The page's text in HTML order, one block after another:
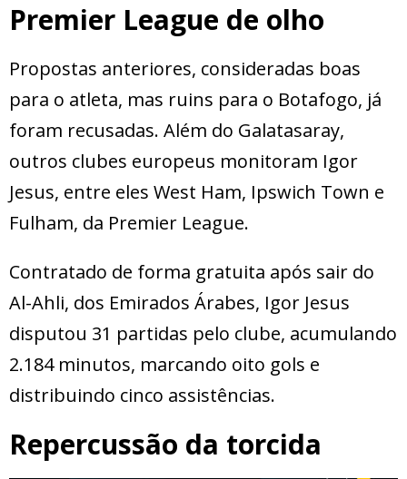
Premier League de olho
Propostas anteriores, consideradas boas
para o atleta, mas ruins para o Botafogo, já
foram recusadas. Além do Galatasaray,
outros clubes europeus monitoram Igor
Jesus, entre eles West Ham, Ipswich Town e
Fulham, da Premier League.
Contratado de forma gratuita após sair do
Al-Ahli, dos Emirados Árabes, Igor Jesus
disputou 31 partidas pelo clube, acumulando
2.184 minutos, marcando oito gols e
distribuindo cinco assistências.
Repercussão da torcida